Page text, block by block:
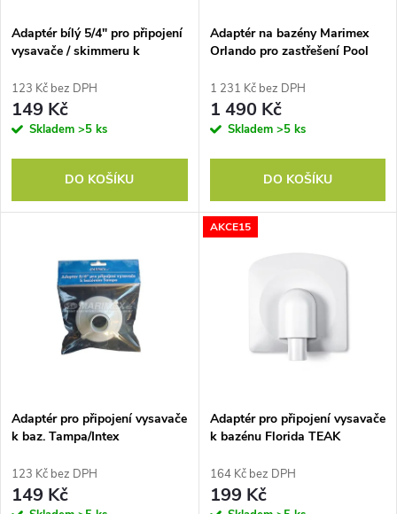
p
r
o
u
s
p
r
o
d
Adaptér bílý 5/4" pro připojení
vysavače / skimmeru k
123 Kč bez DPH
149 Kč
Skladem >5 ks
DO KOŠÍKU
Adaptér na bazény Marimex
Orlando pro zastřešení Pool
1 231 Kč bez DPH
1 490 Kč
Skladem >5 ks
DO KOŠÍKU
Adaptér pro připojení vysavače
k baz. Tampa/Intex
123 Kč bez DPH
149 Kč
AKCE15
Adaptér pro připojení vysavače
k bazénu Florida TEAK
164 Kč bez DPH
199 Kč